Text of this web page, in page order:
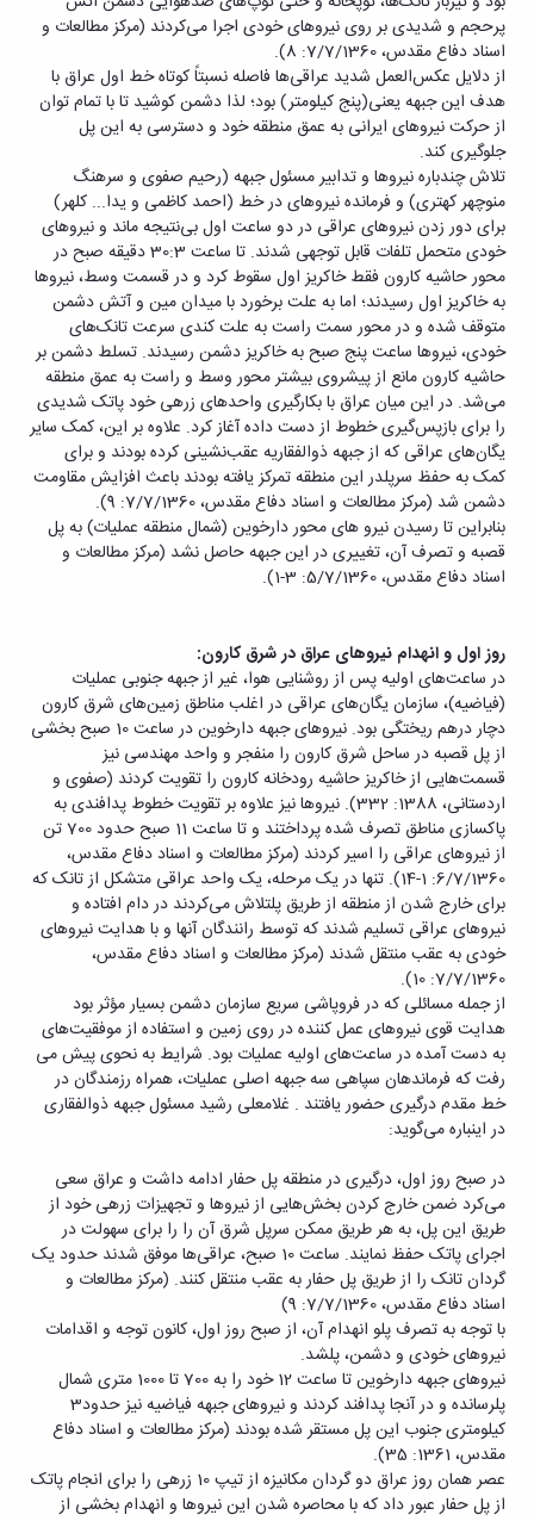
پرحجم و شدیدی بر روی نیروهای خودی اجرا می‌کردند (مرکز مطالعات و
اسناد دفاع مقدس، 7/7/1360: 8).
از دلایل عکس‌العمل شدید عراقی‌ها فاصله نسبتاً کوتاه خط اول عراق با
هدف این جبهه یعنی(پنج کیلومتر) بود؛ لذا دشمن کوشید تا با تمام توان
از حرکت نیروهای ایرانی به عمق منطقه خود و دسترسی به این پل
جلوگیری کند.
تلاش چندباره نیروها و تدابیر مسئول جبهه (رحیم صفوی و سرهنگ
منوچهر کهتری) و فرمانده نیروهای در خط (احمد کاظمی و یدا... کلهر)
برای دور زدن نیروهای عراقی در دو ساعت اول بی‌نتیجه ماند و نیروهای
خودی متحمل تلفات قابل توجهی شدند. تا ساعت 30:3 دقیقه صبح در
محور حاشیه کارون فقط خاکریز اول سقوط کرد و در قسمت وسط، نیروها
به خاکریز اول رسیدند؛ اما به علت برخورد با میدان مین و آتش دشمن
متوقف شده و در محور سمت راست به علت کندی سرعت تانک‌های
خودی، نیروها ساعت پنج صبح به خاکریز دشمن رسیدند. تسلط دشمن بر
حاشیه کارون مانع از پیشروی بیشتر محور وسط و راست به عمق منطقه
می‌شد. در این میان عراق با بکارگیری واحدهای زرهی خود پاتک شدیدی
را برای بازپس‌گیری خطوط از دست داده آغاز کرد. علاوه بر این، کمک سایر
یگان‌های عراقی که از جبهه ذوالفقاریه عقب‌نشینی کرده بودند و برای
کمک به حفظ سرپلدر این منطقه تمرکز یافته بودند باعث افزایش مقاومت
دشمن شد (مرکز مطالعات و اسناد دفاع مقدس، 7/7/1360: 9).
بنابراین تا رسیدن نیرو های محور دارخوین (شمال منطقه عملیات) به پل
قصبه و تصرف آن، تغییری در این جبهه حاصل نشد (مرکز مطالعات و
اسناد دفاع مقدس، 5/7/1360: 3-1).
روز اول و انهدام نیروهای عراق در شرق کارون:
در ساعت‌های اولیه پس از روشنایی هوا، غیر از جبهه جنوبی عملیات
(فیاضیه)، سازمان یگان‌های عراقی در اغلب مناطق زمین‌های شرق کارون
دچار درهم ریختگی بود. نیروهای جبهه دارخوین در ساعت 10 صبح بخشی
از پل قصبه در ساحل شرق کارون را منفجر و واحد مهندسی نیز
قسمت‌هایی از خاکریز حاشیه رودخانه کارون را تقویت کردند (صفوی و
اردستانی، 1388: 332). نیروها نیز علاوه بر تقویت خطوط پدافندی به
پاکسازی مناطق تصرف شده پرداختند و تا ساعت 11 صبح حدود 700 تن
از نیروهای عراقی را اسیر کردند (مرکز مطالعات و اسناد دفاع مقدس،
6/7/1360: 1-14). تنها در یک مرحله، یک واحد عراقی متشکل از تانک که
برای خارج شدن از منطقه از طریق پلتلاش می‌کردند در دام افتاده و
نیروهای عراقی تسلیم شدند که توسط رانندگان آنها و با هدایت نیروهای
خودی به عقب منتقل شدند (مرکز مطالعات و اسناد دفاع مقدس،
7/7/1360: 10).
از جمله مسائلی که در فروپاشی سریع سازمان دشمن بسیار مؤثر بود
هدایت قوی نیروهای عمل کننده در روی زمین و استفاده از موفقیت‌های
به دست آمده در ساعت‌های اولیه عملیات بود. شرایط به نحوی پیش می
رفت که فرماندهان سپاهی سه جبهه اصلی عملیات، همراه رزمندگان در
خط مقدم درگیری حضور یافتند . غلامعلی رشید مسئول جبهه ذوالفقاری
در اینباره می‌گوید:
در صبح روز اول، درگیری در منطقه پل حفار ادامه داشت و عراق سعی
می‌کرد ضمن خارج کردن بخش‌هایی از نیروها و تجهیزات زرهی خود از
طریق این پل، به هر طریق ممکن سرپل شرق آن را را برای سهولت در
اجرای پاتک حفظ نمایند. ساعت 10 صبح، عراقی‌ها موفق شدند حدود یک
گردان تانک را از طریق پل حفار به عقب منتقل کنند. (مرکز مطالعات و
اسناد دفاع مقدس، 7/7/1360: 9)
با توجه به تصرف پلو انهدام آن، از صبح روز اول، کانون توجه و اقدامات
نیروهای خودی و دشمن، پلشد.
نیروهای جبهه دارخوین تا ساعت 12 خود را به 700 تا 1000 متری شمال
پلرسانده و در آنجا پدافند کردند و نیروهای جبهه فیاضیه نیز حدود3
کیلومتری جنوب این پل مستقر شده بودند (مرکز مطالعات و اسناد دفاع
مقدس، 1361: 35).
عصر همان روز عراق دو گردان مکانیزه از تیپ 10 زرهی را برای انجام پاتک
از پل حفار عبور داد که با محاصره شدن این نیروها و انهدام بخشی از